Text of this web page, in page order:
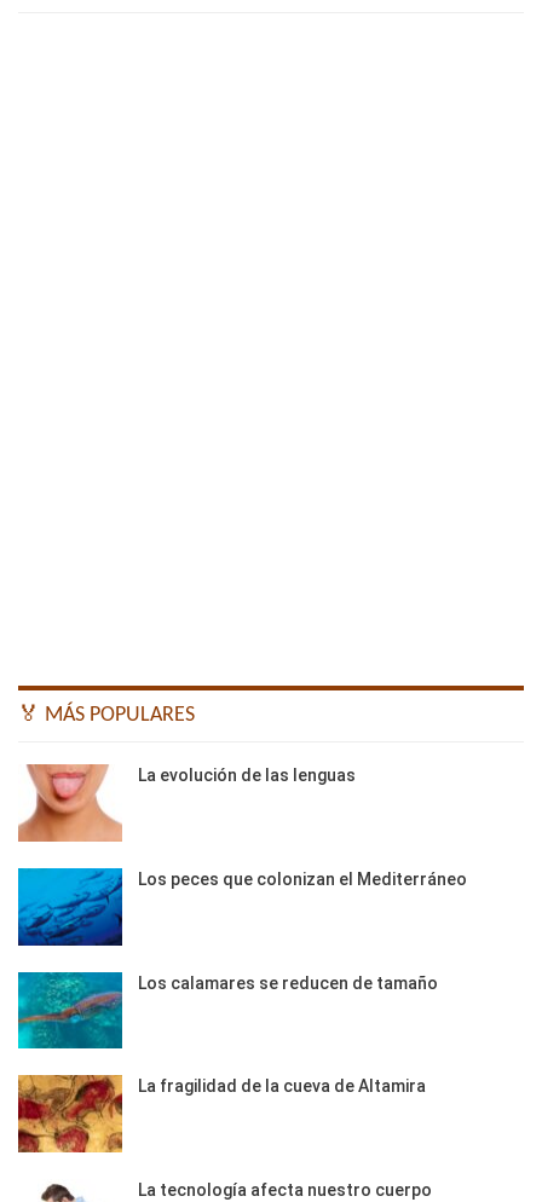
🏅 MÁS POPULARES
La evolución de las lenguas
Los peces que colonizan el Mediterráneo
Los calamares se reducen de tamaño
La fragilidad de la cueva de Altamira
La tecnología afecta nuestro cuerpo